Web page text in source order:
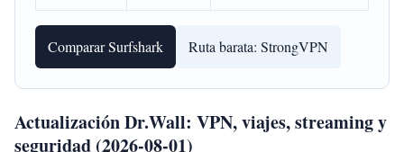
Comparar Surfshark Ruta barata: StrongVPN
Actualización Dr.Wall: VPN, viajes, streaming y
seguridad (2026-08-01)